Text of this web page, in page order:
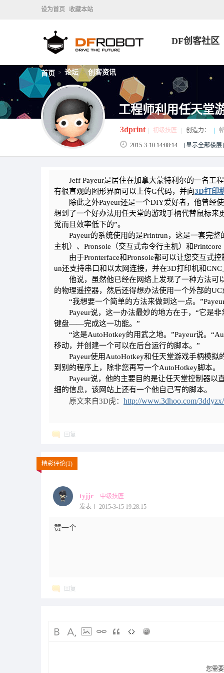
设为首页 收藏本站
DF创客社区
首页 > 论坛 > 创客资讯
工程师利用任天堂
3dprint 初级技匠 创造力：
2015-3-10 14:08:14 [显示全部楼层]
Jeff Payeur是居住在加拿大蒙特利尔的一名工程
有很直观的图形界面可以上传G代码，并向3D打印
除此之外Payeur还是一个DIY爱好者，他曾经使
想到了一个好办法用任天堂的游戏手柄代替鼠标来
觉而且效率低下的”。
Payeur的系统使用的是Printrun，这是一套完整
主机）、Pronsole（交互式命令行主机）和
由于Pronterface和Pronsole都可以让您交互式
un还支持串口和以太网连接，并在3D打印机和
他说，虽然他已经在网络上发现了一种方法可
的物理遥控器，然后还得想办法使用一个外部的UC
“我想要一个简单的方法来做到这一点。
Payeur说，这一办法最妙的地方在于，“它是非
键盘——完成这一功能。”
“这是AutoHotkey的用武之地。”Payeur说。
移动，并创建一个可以在后台运行的脚本。”
Payeur使用AutoHotkey和任天堂游戏手柄模拟
到别的程序上，除非您再写一个AutoHotkey脚本。
Payeur说，他的主要目的是让任天堂控制器以
细的信息，该网站上还有一个他自己写的脚本。
原文来自3D虎： http://www.3dhoo.com/
回复
精彩评论(1)
tyjjr
中级技匠
发表于 2015-3-15 19:28:15
赞一个
回复
您需